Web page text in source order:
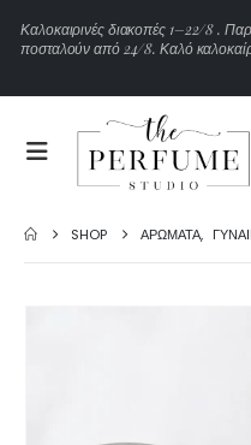
Καλοκαιρινέςδιακοπές 1–22/8. Παρ
ποσταλούναπό 24/8. Καλό καλοκαί
SHOP ΑΡΏΜΑΤΑ,